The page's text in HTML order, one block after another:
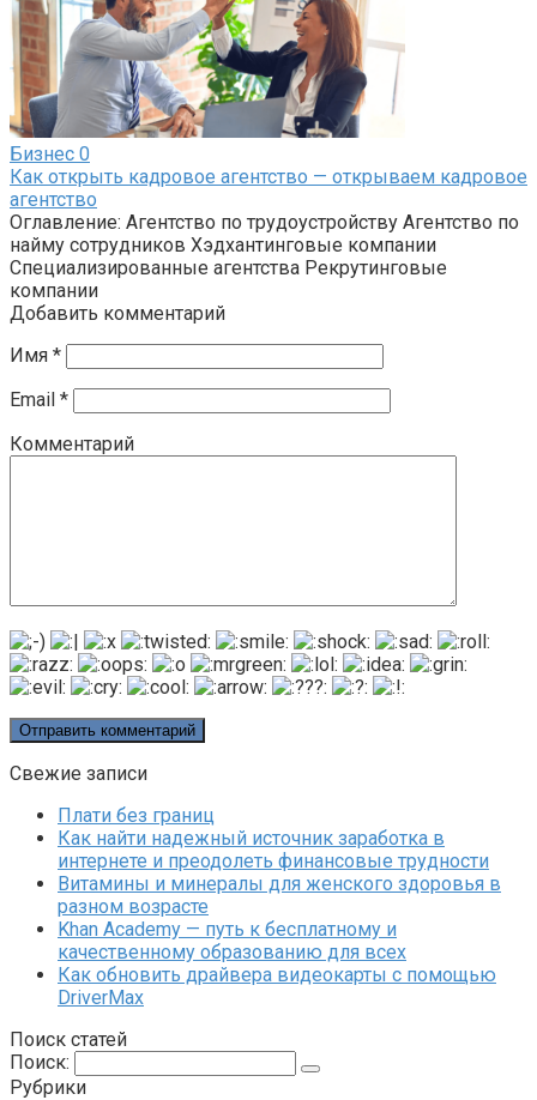
Бизнес 0
Как открыть кадровое агентство — открываем кадровое
агентство
Оглавление: Агентство по трудоустройству Агентство по
найму сотрудников Хэдхантинговые компании
Специализированные агентства Рекрутинговые
компании
Добавить комментарий
Имя *
Email *
Комментарий
Свежие записи
Плати без границ
Как найти надежный источник заработка в
интернете и преодолеть финансовые трудности
Витамины и минералы для женского здоровья в
разном возрасте
Khan Academy — путь к бесплатному и
качественному образованию для всех
Как обновить драйвера видеокарты с помощью
DriverMax
Поиск статей
Поиск:
Рубрики